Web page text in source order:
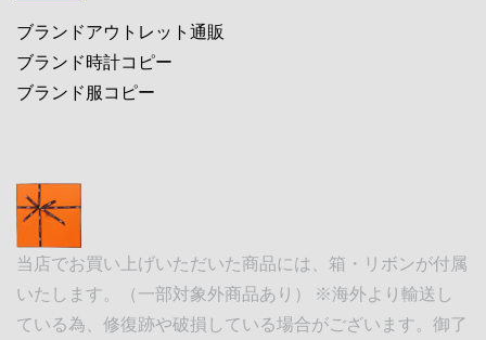
ブランドアウトレット通販
ブランド時計コピー
ブランド服コピー
当店でお買い上げいただいた商品には、箱・リボンが付属
いたします。（一部対象外商品あり） ※海外より輸送し
ている為、修復跡や破損している場合がございます。御了